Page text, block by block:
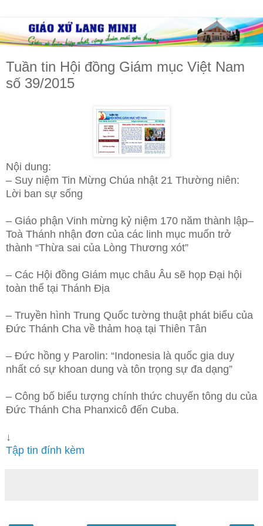
Tuần tin Hội đồng Giám mục Việt Nam
số 39/2015
Nội dung:
– Suy niệm Tin Mừng Chúa nhật 21 Thường niên:
Lời ban sự sống
– Giáo phận Vinh mừng kỷ niệm 170 năm thành lập–
Toà Thánh nhận đơn của các linh mục muốn trở
thành “Thừa sai của Lòng Thương xót”
– Các Hội đồng Giám mục châu Âu sẽ họp Đại hội
toàn thể tại Thánh Địa
– Truyền hình Trung Quốc tường thuật phát biểu của
Đức Thánh Cha về thảm hoạ tại Thiên Tân
– Đức hồng y Parolin: “Indonesia là quốc gia duy
nhất có sự khoan dung và tôn trọng sự đa dạng”
– Công bố biểu tượng chính thức chuyến tông du của
Đức Thánh Cha Phanxicô đến Cuba.
↓
Tập tin đính kèm